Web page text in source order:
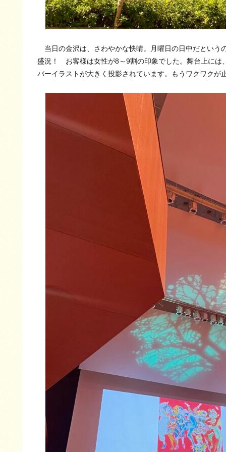
当日の金沢は、さわやかな快晴。月曜日の日中だという
盛況！ お客様は女性が8～9割の印象でした。舞台上には
バーイラストが大きく投影されています。もうワクワクが